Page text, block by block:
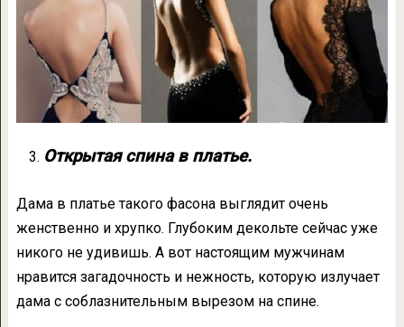
Открытая спина в платье.
Дама в платье такого фасона выглядит очень
женственно и хрупко. Глубоким декольте сейчас уже
никого не удивишь. А вот настоящим мужчинам
нравится загадочность и нежность, которую излучает
дама с соблазнительным вырезом на спине.